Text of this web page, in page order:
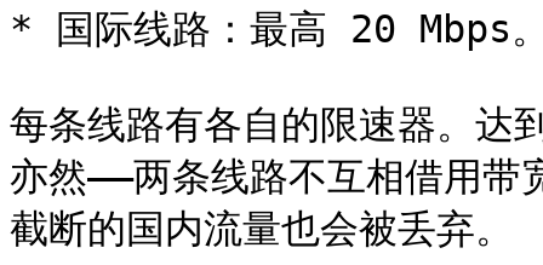
* 国际线路：最高 20 Mbps
每条线路有各自的限速器。达
亦然——两条线路不互相借用带
截断的国内流量也会被丢弃。